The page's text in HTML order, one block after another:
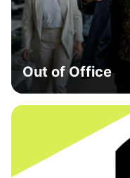
Out of Office